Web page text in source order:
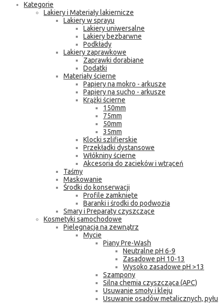
Kategorie
Lakiery i Materiały lakiernicze
Lakiery w sprayu
Lakiery uniwersalne
Lakiery bezbarwne
Podkłady
Lakiery zaprawkowe
Zaprawki dorabiane
Dodatki
Materiały ścierne
Papiery na mokro - arkusze
Papiery na sucho - arkusze
Krążki ścierne
150mm
75mm
50mm
35mm
Klocki szlifierskie
Przekładki dystansowe
Włókniny ścierne
Akcesoria do zacieków i wtrąceń
Taśmy
Maskowanie
Środki do konserwacji
Profile zamknięte
Baranki i środki do podwozia
Smary i Preparaty czyszczące
Kosmetyki samochodowe
Pielęgnacja na zewnątrz
Mycie
Piany Pre-Wash
Neutralne pH 6-9
Zasadowe pH 10-13
Wysoko zasadowe pH >13
Szampony
Silna chemia czyszcząca (APC)
Usuwanie smoły i kleju
Usuwanie osadów metalicznych, pyłu